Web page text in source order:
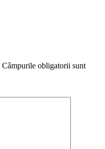
Câmpurile obligatorii sunt